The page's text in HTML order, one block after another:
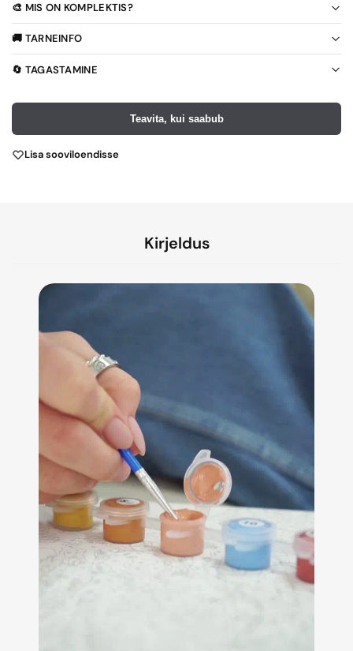
🎨 MIS ON KOMPLEKTIS?
🚚 TARNEINFO
🔄 TAGASTAMINE
Teavita, kui saabub
Lisa sooviloendisse
Kirjeldus